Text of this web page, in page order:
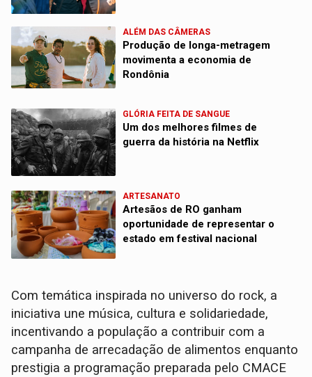
ALÉM DAS CÂMERAS
Produção de longa-metragem
movimenta a economia de
Rondônia
GLÓRIA FEITA DE SANGUE
Um dos melhores filmes de
guerra da história na Netflix
ARTESANATO
Artesãos de RO ganham
oportunidade de representar o
estado em festival nacional
Com temática inspirada no universo do rock, a
iniciativa une música, cultura e solidariedade,
incentivando a população a contribuir com a
campanha de arrecadação de alimentos enquanto
prestigia a programação preparada pelo CMACE